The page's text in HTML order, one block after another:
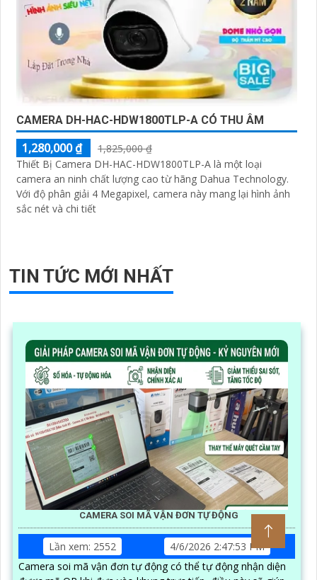
CAMERA DH-HAC-HDW1800TLP-A CÓ THU ÂM
1,280,000 ₫
1,825,000 ₫
Thiết Bị Camera DH-HAC-HDW1800TLP-A là một loại
camera an ninh chất lượng cao từ hãng Dahua Technology.
Với độ phân giải 4 Megapixel, camera này mang lại hình ảnh
sắc nét và chi tiết
TIN TỨC MỚI NHẤT
CAMERA SOI MÃ VẬN ĐƠN TỰ ĐỘNG
Lần xem: 2552
4/6/2026 2:47:53 PM
Camera soi mã vận đơn tự động có thể tự động nhận diện